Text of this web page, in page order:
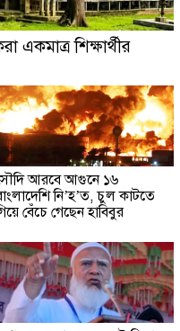
একমাত্র শিক্ষার্থীর
আরবে আগুনে ১৬
নি’হ’ত, চুল কাটতে
বেঁচে গেছেন হাবিবুর